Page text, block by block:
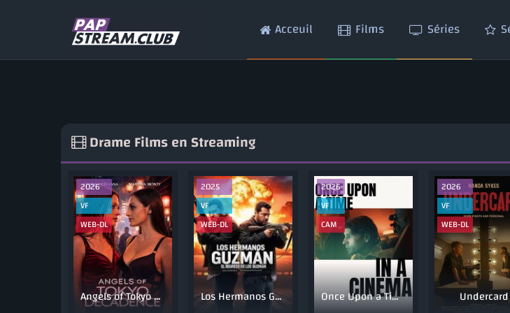
Acceuil Films Séries
Drame Films en Streaming
Angels of Tokyo Decadence
2026
VF
WEB-DL
Los Hermanos Guzman 2 Regresan Los Guzman
2025
VF
WEB-DL
Once Upon a Time in a Cinema
2026
VF
CAM
Undercard
2026
VF
WEB-DL